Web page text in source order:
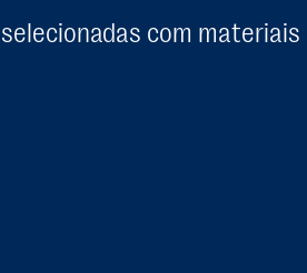
com materiais